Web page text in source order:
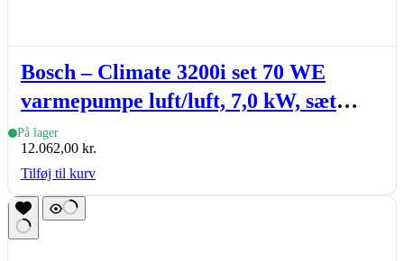
Bosch – Climate 3200i set 70 WE
varmepumpe luft/luft, 7,0 kW, sæt
(inde- & udedel.), hvid
På lager
12.062,00 kr.
Tilføj til kurv